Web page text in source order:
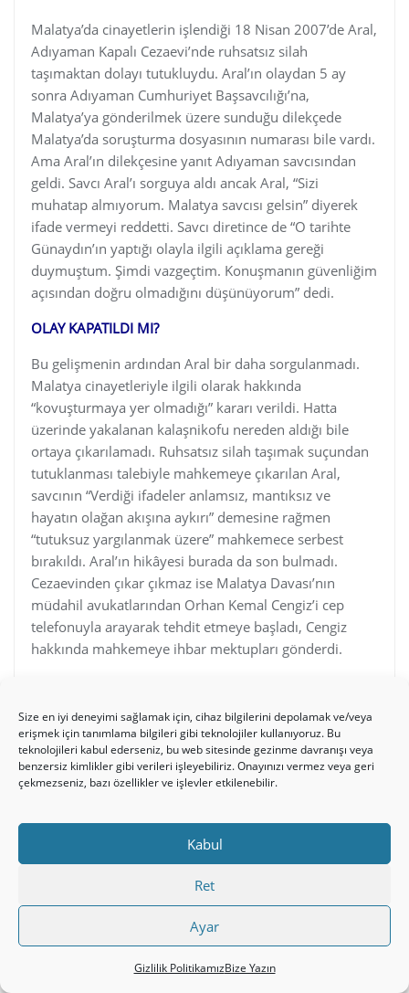
Size en iyi deneyimi sağlamak için, cihaz bilgilerini depolamak ve/veya
erişmek için tanımlama bilgileri gibi teknolojiler kullanıyoruz. Bu
teknolojileri kabul ederseniz, bu web sitesinde gezinme davranışı veya
benzersiz kimlikler gibi verileri işleyebiliriz. Onayınızı vermez veya geri
çekmezseniz, bazı özellikler ve işlevler etkilenebilir.
Kabul
Ret
Ayar
Gizlilik PolitikamızBize Yazın
Malatya’da cinayetlerin işlendiği 18 Nisan 2007’de Aral,
Adıyaman Kapalı Cezaevi’nde ruhsatsız silah
taşımaktan dolayı tutukluydu. Aral’ın olaydan 5 ay
sonra Adıyaman Cumhuriyet Başsavcılığı’na,
Malatya’ya gönderilmek üzere sunduğu dilekçede
Malatya’da soruşturma dosyasının numarası bile vardı.
Ama Aral’ın dilekçesine yanıt Adıyaman savcısından
geldi. Savcı Aral’ı sorguya aldı ancak Aral, “Sizi
muhatap almıyorum. Malatya savcısı gelsin” diyerek
ifade vermeyi reddetti. Savcı diretince de “O tarihte
Günaydın’ın yaptığı olayla ilgili açıklama gereği
duymuştum. Şimdi vazgeçtim. Konuşmanın güvenliğim
açısından doğru olmadığını düşünüyorum” dedi.
OLAY KAPATILDI MI?
Bu gelişmenin ardından Aral bir daha sorgulanmadı.
Malatya cinayetleriyle ilgili olarak hakkında
“kovuşturmaya yer olmadığı” kararı verildi. Hatta
üzerinde yakalanan kalaşnikofu nereden aldığı bile
ortaya çıkarılamadı. Ruhsatsız silah taşımak suçundan
tutuklanması talebiyle mahkemeye çıkarılan Aral,
savcının “Verdiği ifadeler anlamsız, mantıksız ve
hayatın olağan akışına aykırı” demesine rağmen
“tutuksuz yargılanmak üzere” mahkemece serbest
bırakıldı. Aral’ın hikâyesi burada da son bulmadı.
Cezaevinden çıkar çıkmaz ise Malatya Davası’nın
müdahil avukatlarından Orhan Kemal Cengiz’i cep
telefonuyla arayarak tehdit etmeye başladı, Cengiz
hakkında mahkemeye ihbar mektupları gönderdi.
13 Nisan 2008: 20:31 #28718
“Malatya Katliamı” Davasının Beşinci Duruşması Yarın
Zirve Yayınevi’nde işlenen cinayetlerle ilgilii dava
avukatların reddi hakim talebinin mahkemeye
ulaşmaması nedeniyle ertelenmişti.